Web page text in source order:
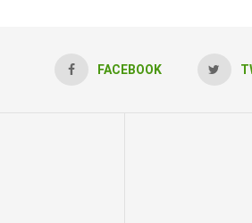
FACEBOOK